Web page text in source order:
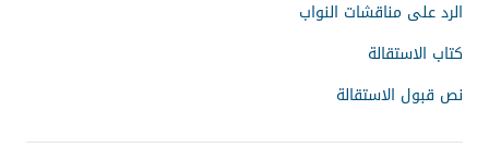
الرد على مناقشات النواب
كتاب الاستقالة
نص قبول الاستقالة